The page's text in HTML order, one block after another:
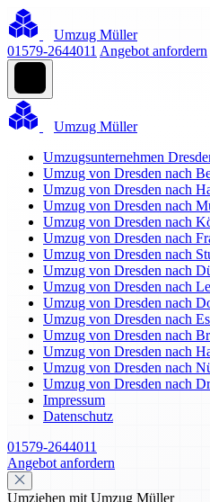
Umzug Müller
01579-2644011 Angebot anfordern
Umzug Müller
Umzugsunternehmen
Umzug von Dresden nach
Umzug von Dresden nach
Umzug von Dresden nach
Umzug von Dresden nach
Umzug von Dresden nach
Umzug von Dresden nach
Umzug von Dresden nach
Umzug von Dresden nach
Umzug von Dresden nach
Umzug von Dresden nach
Umzug von Dresden nach
Umzug von Dresden nach
Umzug von Dresden nach
Umzug von Dresden nach
Impressum
Datenschutz
01579-2644011
Angebot anfordern
Umziehen mit Umzug Müller